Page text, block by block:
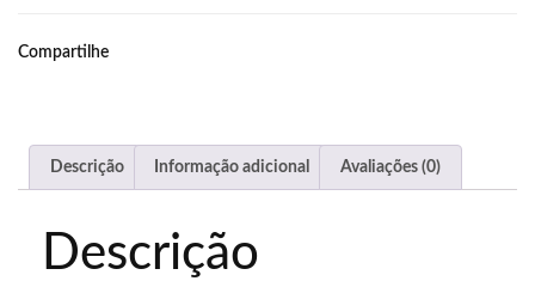
Compartilhe
Descrição Informação adicional Avaliações (0)
Descrição